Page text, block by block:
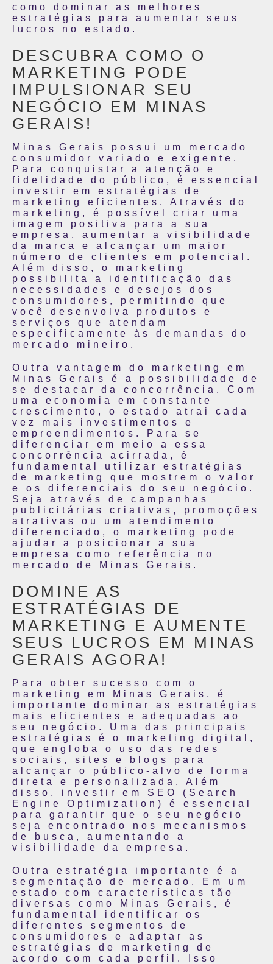
como dominar as melhores
estratégias para aumentar seus
lucros no estado.
DESCUBRA COMO O
MARKETING PODE
IMPULSIONAR SEU
NEGÓCIO EM MINAS
GERAIS!
Minas Gerais possui um mercado
consumidor variado e exigente.
Para conquistar a atenção e
fidelidade do público, é essencial
investir em estratégias de
marketing eficientes. Através do
marketing, é possível criar uma
imagem positiva para a sua
empresa, aumentar a visibilidade
da marca e alcançar um maior
número de clientes em potencial.
Além disso, o marketing
possibilita a identificação das
necessidades e desejos dos
consumidores, permitindo que
você desenvolva produtos e
serviços que atendam
especificamente às demandas do
mercado mineiro.
Outra vantagem do marketing em
Minas Gerais é a possibilidade de
se destacar da concorrência. Com
uma economia em constante
crescimento, o estado atrai cada
vez mais investimentos e
empreendimentos. Para se
diferenciar em meio a essa
concorrência acirrada, é
fundamental utilizar estratégias
de marketing que mostrem o valor
e os diferenciais do seu negócio.
Seja através de campanhas
publicitárias criativas, promoções
atrativas ou um atendimento
diferenciado, o marketing pode
ajudar a posicionar a sua
empresa como referência no
mercado de Minas Gerais.
DOMINE AS
ESTRATÉGIAS DE
MARKETING E AUMENTE
SEUS LUCROS EM MINAS
GERAIS AGORA!
Para obter sucesso com o
marketing em Minas Gerais, é
importante dominar as estratégias
mais eficientes e adequadas ao
seu negócio. Uma das principais
estratégias é o marketing digital,
que engloba o uso das redes
sociais, sites e blogs para
alcançar o público-alvo de forma
direta e personalizada. Além
disso, investir em SEO (Search
Engine Optimization) é essencial
para garantir que o seu negócio
seja encontrado nos mecanismos
de busca, aumentando a
visibilidade da empresa.
Outra estratégia importante é a
segmentação de mercado. Em um
estado com características tão
diversas como Minas Gerais, é
fundamental identificar os
diferentes segmentos de
consumidores e adaptar as
estratégias de marketing de
acordo com cada perfil. Isso